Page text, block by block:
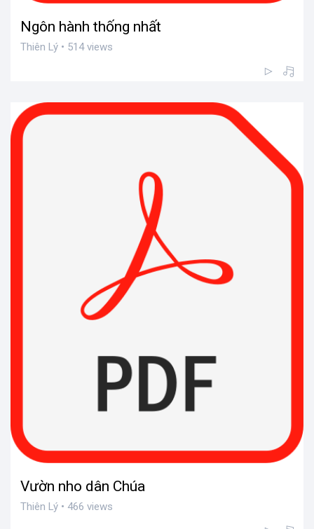
Ngôn hành thống nhất
Thiên Lý • 514 views
Vườn nho dân Chúa
Thiên Lý • 466 views